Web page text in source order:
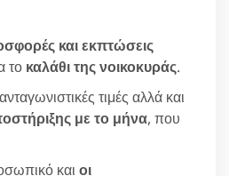
και εκπτώσεις
το καλάθι της νοικοκυράς.
τιμές αλλά και
με το μήνα, που
και οι